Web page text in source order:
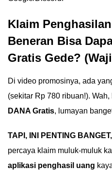
Klaim
Beneran Bisa
Gratis Gede?
Di video promosinya, ada
(sekitar Rp 780 ribuan!).
DANA Gratis, lumayan
TAPI, INI PENTING
percaya klaim muluk-muluk
aplikasi penghasil uang